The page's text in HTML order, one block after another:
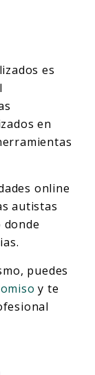
es
en
online
autistas
puedes
y te